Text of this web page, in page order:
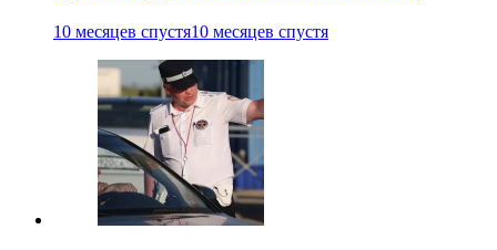
10 месяцев спустя10 месяцев спустя